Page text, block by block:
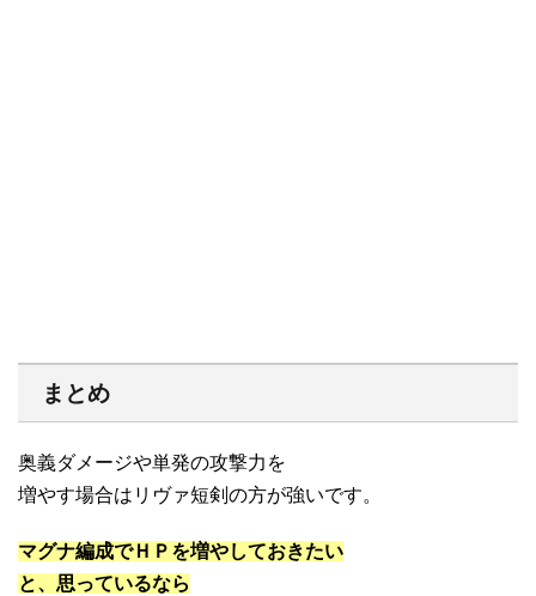
まとめ
奥義ダメージや単発の攻撃力を
増やす場合はリヴァ短剣の方が強いです。
マグナ編成でＨＰを増やしておきたい
と、思っているなら